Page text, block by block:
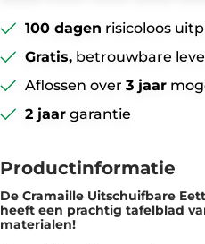
Productinformatie
De Cramaille Uitschuifbare
heeft een prachtig tafelblad
materialen!
100 dagen risicoloos
Gratis, betrouwbare
Aflossen over 3 jaar
2 jaargarantie